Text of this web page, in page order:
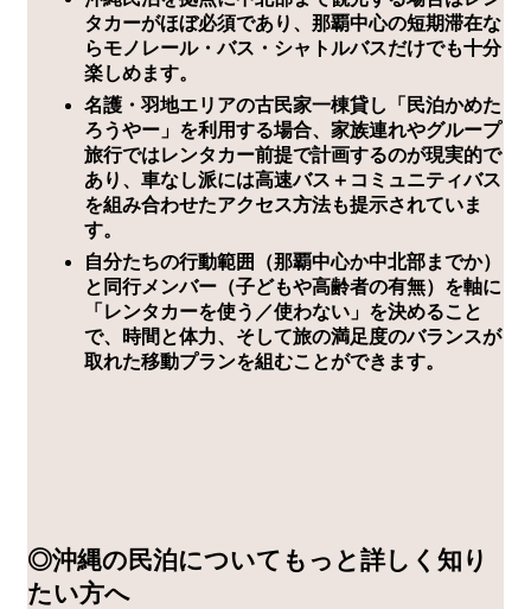
タカーがほぼ必須であり、那覇中心の短期滞在な
らモノレール・バス・シャトルバスだけでも十分
楽しめます。
名護・羽地エリアの古民家一棟貸し「民泊かめた
ろうやー」を利用する場合、家族連れやグループ
旅行ではレンタカー前提で計画するのが現実的で
あり、車なし派には高速バス＋コミュニティバス
を組み合わせたアクセス方法も提示されていま
す。
自分たちの行動範囲（那覇中心か中北部までか）
と同行メンバー（子どもや高齢者の有無）を軸に
「レンタカーを使う／使わない」を決めること
で、時間と体力、そして旅の満足度のバランスが
取れた移動プランを組むことができます。
◎沖縄の民泊についてもっと詳しく知り
たい方へ